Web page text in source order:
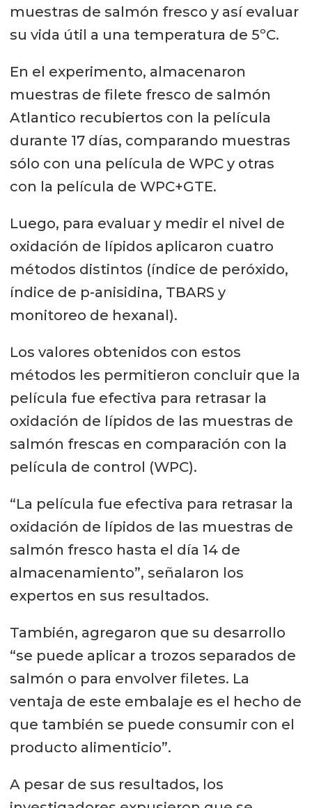
muestras de salmón fresco y así evaluar
su vida útil a una temperatura de 5ºC.
En el experimento, almacenaron
muestras de filete fresco de salmón
Atlantico recubiertos con la película
durante 17 días, comparando muestras
sólo con una película de WPC y otras
con la película de WPC+GTE.
Luego, para evaluar y medir el nivel de
oxidación de lípidos aplicaron cuatro
métodos distintos (índice de peróxido,
índice de p-anisidina, TBARS y
monitoreo de hexanal).
Los valores obtenidos con estos
métodos les permitieron concluir que la
película fue efectiva para retrasar la
oxidación de lípidos de las muestras de
salmón frescas en comparación con la
película de control (WPC).
“La película fue efectiva para retrasar la
oxidación de lípidos de las muestras de
salmón fresco hasta el día 14 de
almacenamiento”, señalaron los
expertos en sus resultados.
También, agregaron que su desarrollo
“se puede aplicar a trozos separados de
salmón o para envolver filetes. La
ventaja de este embalaje es el hecho de
que también se puede consumir con el
producto alimenticio”.
A pesar de sus resultados, los